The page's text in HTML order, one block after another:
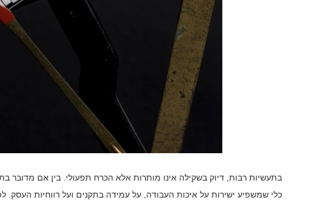
בתעשיות רבות, דיוק בשקילה אינו מותרות אלא הכרח תפעולי. בין אם מדובר
כלי שמשפיע ישירות על איכות העבודה, על עמידה בתקנים ועל רווחיות העסק.